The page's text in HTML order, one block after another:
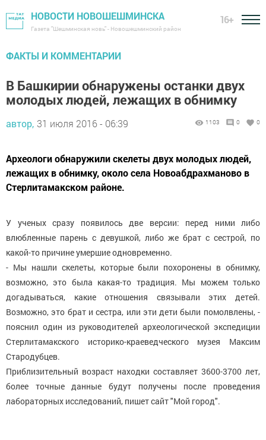
НОВОСТИ НОВОШЕШМИНСКА
Газета "Шешминская новь" - Новошешминский район
16+
ФАКТЫ И КОММЕНТАРИИ
В Башкирии обнаружены останки двух
молодых людей, лежащих в обнимку
автор, 31 июля 2016 - 06:39 1103 0 0
Археологи обнаружили скелеты двух молодых людей,
лежащих в обнимку, около села Новоабдрахманово в
Стерлитамакском районе.
У ученых сразу появилось две версии: перед ними либо
влюбленные парень с девушкой, либо же брат с сестрой, по
какой-то причине умершие одновременно.
- Мы нашли скелеты, которые были похоронены в обнимку,
возможно, это была какая-то традиция. Мы можем только
догадываться, какие отношения связывали этих детей.
Возможно, это брат и сестра, или эти дети были помолвлены, -
пояснил один из руководителей археологической экспедиции
Стерлитамакского историко-краеведческого музея Максим
Стародубцев.
Приблизительный возраст находки составляет 3600-3700 лет,
более точные данные будут получены после проведения
лабораторных исследований, пишет сайт "Мой город".